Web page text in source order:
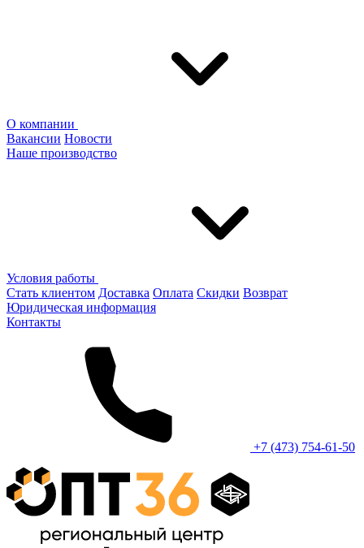
О компании
Вакансии Новости
Наше производство
Условия работы
Стать клиентом Доставка Оплата Скидки Возврат
Юридическая информация
Контакты
+7 (473) 754-61-50